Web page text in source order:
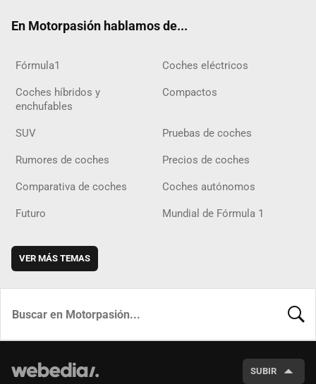
En Motorpasión hablamos de...
Fórmula1 Coches eléctricos
Coches híbridos y
enchufables
Compactos
SUV Pruebas de coches
Rumores de coches Precios de coches
Comparativa de coches Coches autónomos
Futuro Mundial de Fórmula 1
VER MÁS TEMAS
SUBIR